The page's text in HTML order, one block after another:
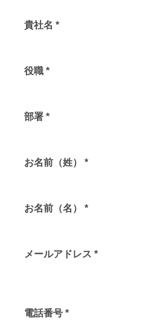
貴社名 *
役職 *
部署 *
お名前（姓） *
お名前（名） *
メールアドレス *
電話番号 *